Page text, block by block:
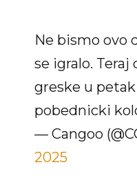
Ne bismo ovo
se igralo. Teraj
greske u
pobednicki
— Cangoo
2025